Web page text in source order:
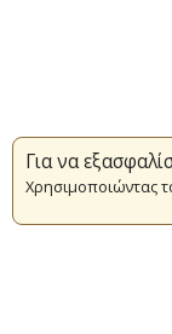
Για να
Χρησιμοποιώντας